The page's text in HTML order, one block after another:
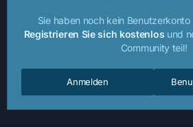
Sie haben noch kein Benutzerkonto
Registrieren Sie sich kostenlos und
Community teil!
Anmelden